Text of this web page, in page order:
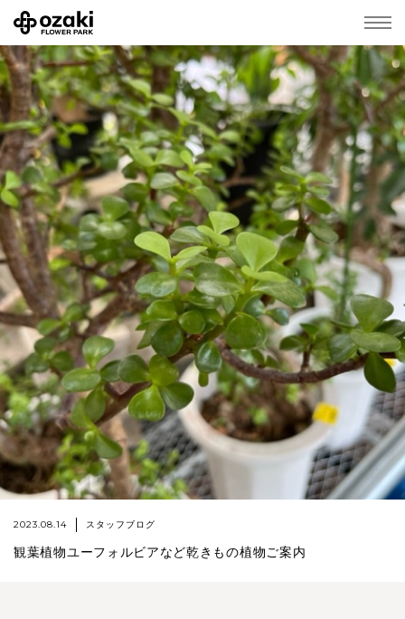
2023.08.14 スタッフブログ
観葉植物ユーフォルビアなど乾きもの植物ご案内